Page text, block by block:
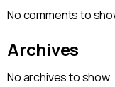
No comments to
Archives
No archives to show.